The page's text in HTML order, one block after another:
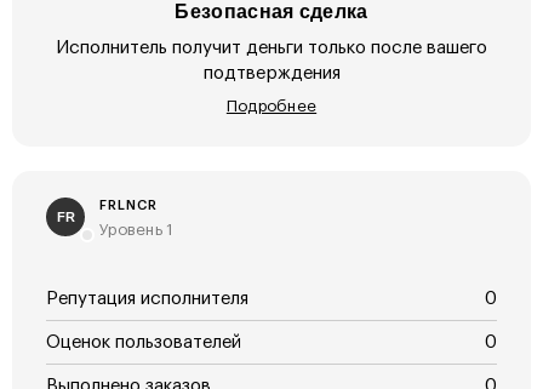
Безопасная сделка
Исполнитель получит деньги только после вашего
подтверждения
Подробнее
FR
FRLNCR
Уровень 1
Репутация исполнителя 0
Оценок пользователей 0